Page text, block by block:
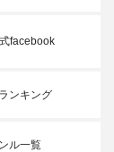
facebook
ンキング
ル一覧